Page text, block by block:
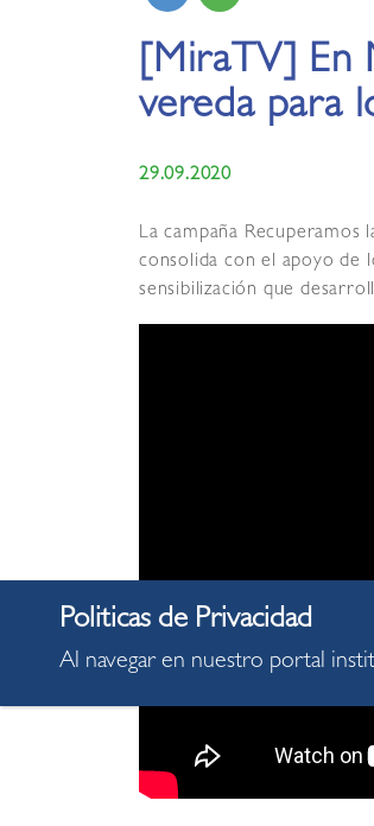
[MiraTV] En
vereda para
29.09.2020
La campaña Recuperamos
consolida con el apoyo de
sensibilización que
Al navegar en nuestro portal